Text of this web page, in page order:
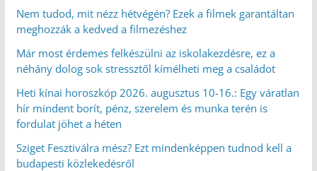
Nem tudod, mit nézz hétvégén? Ezek a filmek garantáltan
meghozzák a kedved a filmezéshez
Már most érdemes felkészülni az iskolakezdésre, ez a
néhány dolog sok stressztől kímélheti meg a családot
Heti kínai horoszkóp 2026. augusztus 10-16.: Egy váratlan
hír mindent borít, pénz, szerelem és munka terén is
fordulat jöhet a héten
Sziget Fesztiválra mész? Ezt mindenképpen tudnod kell a
budapesti közlekedésről